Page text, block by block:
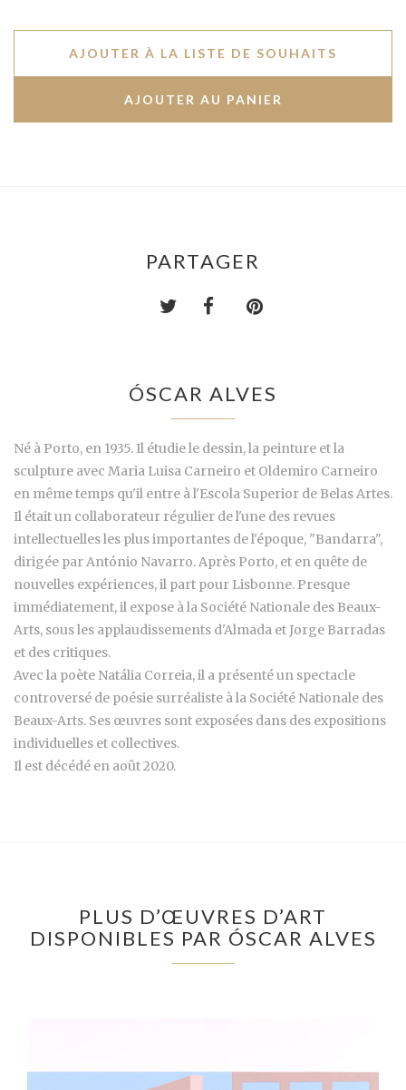
AJOUTER À LA LISTE DE SOUHAITS
PARTAGER
ÓSCAR ALVES
Né à Porto, en 1935. Il étudie le dessin, la peinture et la
sculpture avec Maria Luisa Carneiro et Oldemiro Carneiro
en même temps qu'il entre à l'Escola Superior de Belas Artes.
Il était un collaborateur régulier de l'une des revues
intellectuelles les plus importantes de l'époque, "Bandarra",
dirigée par António Navarro. Après Porto, et en quête de
nouvelles expériences, il part pour Lisbonne. Presque
immédiatement, il expose à la Société Nationale des Beaux-
Arts, sous les applaudissements d'Almada et Jorge Barradas
et des critiques.
Avec la poète Natália Correia, il a présenté un spectacle
controversé de poésie surréaliste à la Société Nationale des
Beaux-Arts. Ses œuvres sont exposées dans des expositions
individuelles et collectives.
Il est décédé en août 2020.
PLUS D’ŒUVRES D’ART
DISPONIBLES PAR ÓSCAR ALVES